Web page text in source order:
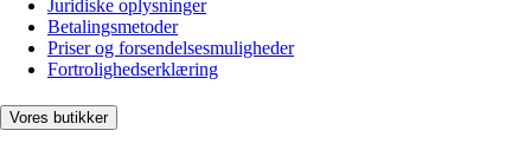
Juridiske oplysninger
Betalingsmetoder
Priser og forsendelsesmuligheder
Fortrolighedserklæring
Vores butikker